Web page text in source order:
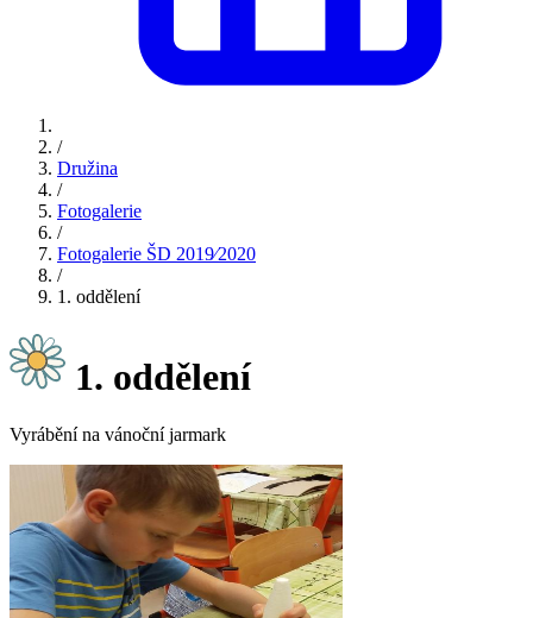
/
Družina
/
Fotogalerie
/
Fotogalerie ŠD 2019⁄2020
/
1. oddělení
1. oddělení
Vyrábění na vánoční jarmark